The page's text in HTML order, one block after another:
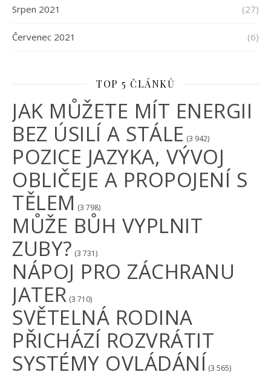
Srpen 2021 (27)
Červenec 2021 (6)
TOP 5 ČLÁNKŮ
JAK MŮŽETE MÍT ENERGII
BEZ ÚSILÍ A STÁLE (3 942)
POZICE JAZYKA, VÝVOJ
OBLIČEJE A PROPOJENÍ S
TĚLEM (3 798)
MŮŽE BŮH VYPLNIT
ZUBY? (3 731)
NÁPOJ PRO ZÁCHRANU
JATER (3 710)
SVĚTELNÁ RODINA
PŘICHÁZÍ ROZVRÁTIT
SYSTÉMY OVLÁDÁNÍ (3 565)